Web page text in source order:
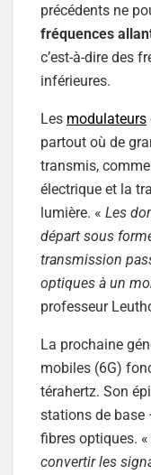
précédents ne
fréquences
c’est-à-dire des
inférieures.
Les modulateurs
partout où de
transmis,
électrique et la
lumière. « Les
départ sous
transmission
optiques à un
professeur
La prochaine
mobiles (6G)
térahertz. Son
stations de base
fibres optiques. «
convertir les